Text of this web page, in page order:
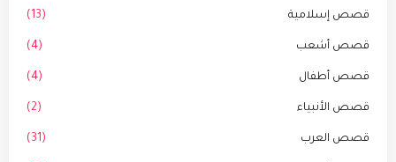
قصص إسلامية (13)
قصص أشعب (4)
قصص أطفال (4)
قصص الأنبياء (2)
قصص العرب (31)